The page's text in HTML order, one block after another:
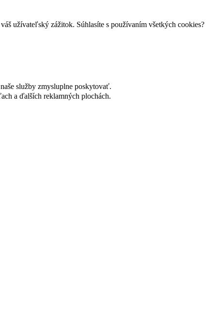
užívateľský zážitok. Súhlasíte s používaním všetkých cookies?
služby zmysluplne poskytovať.
a ďalších reklamných plochách.